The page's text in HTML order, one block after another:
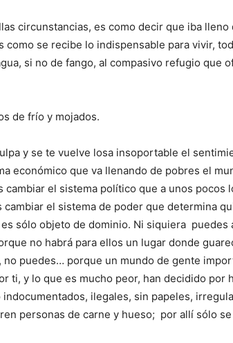
circunstancias, es como decir que iba lleno
como se recibe lo indispensable para vivir,
si no de fango, al compasivo refugio que
de frío y mojados.
y se te vuelve losa insoportable el
económico que va llenando de pobres el
el sistema político que a unos pocos
el sistema de poder que determina
sólo objeto de dominio. Ni siquiera puedes
no habrá para ellos un lugar donde
puedes… porque un mundo de gente
ti, y lo que es mucho peor, han decidido por
ilegales, sin papeles,
personas de carne y hueso; por allí sólo